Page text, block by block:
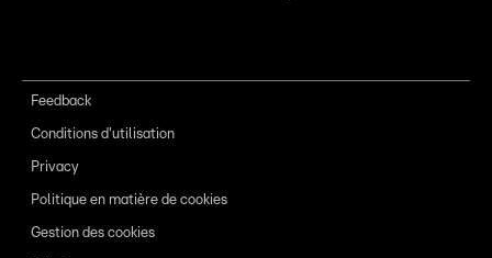
Feedback
Conditions d'utilisation
Privacy
Politique en matière de cookies
Gestion des cookies